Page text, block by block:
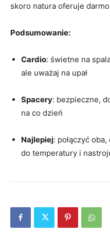
skoro natura oferuje
Podsumowanie:
Cardio: świetne na
ale uważaj na upał
Spacery: bezpieczne,
na co dzień
Najlepiej: połączyć
do temperatury i